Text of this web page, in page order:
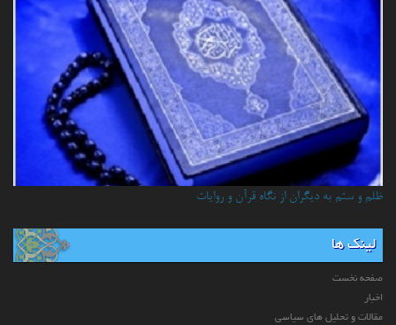
ظلم و ستم به دیگران از نگاه قرآن و روایات
لینک ها
صفحه نخست
اخبار
مقالات و تحلیل های سیاسی